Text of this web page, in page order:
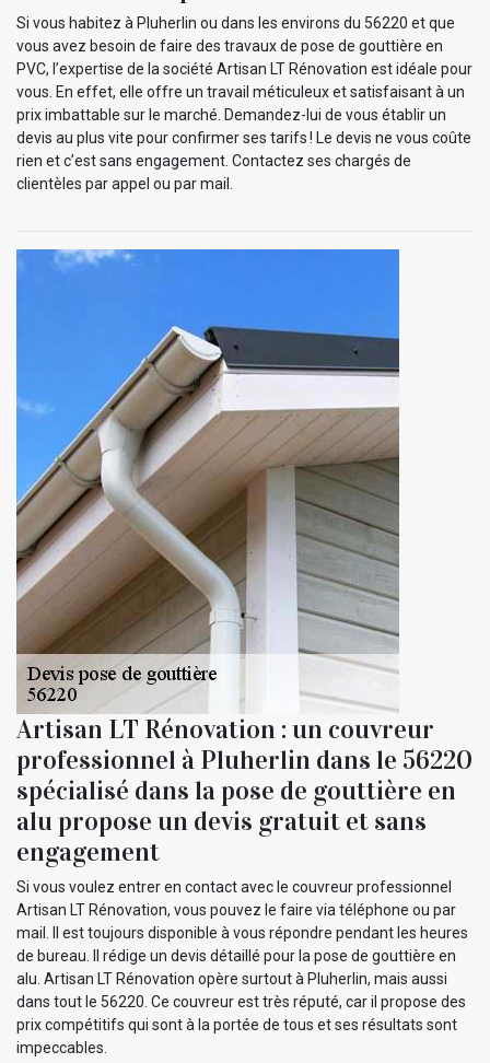
Si vous habitez à Pluherlin ou dans les environs du 56220 et que
vous avez besoin de faire des travaux de pose de gouttière en
PVC, l’expertise de la société Artisan LT Rénovation est idéale pour
vous. En effet, elle offre un travail méticuleux et satisfaisant à un
prix imbattable sur le marché. Demandez-lui de vous établir un
devis au plus vite pour confirmer ses tarifs ! Le devis ne vous coûte
rien et c’est sans engagement. Contactez ses chargés de
clientèles par appel ou par mail.
Artisan LT Rénovation : un couvreur
professionnel à Pluherlin dans le 56220
spécialisé dans la pose de gouttière en
alu propose un devis gratuit et sans
engagement
Si vous voulez entrer en contact avec le couvreur professionnel
Artisan LT Rénovation, vous pouvez le faire via téléphone ou par
mail. Il est toujours disponible à vous répondre pendant les heures
de bureau. Il rédige un devis détaillé pour la pose de gouttière en
alu. Artisan LT Rénovation opère surtout à Pluherlin, mais aussi
dans tout le 56220. Ce couvreur est très réputé, car il propose des
prix compétitifs qui sont à la portée de tous et ses résultats sont
impeccables.